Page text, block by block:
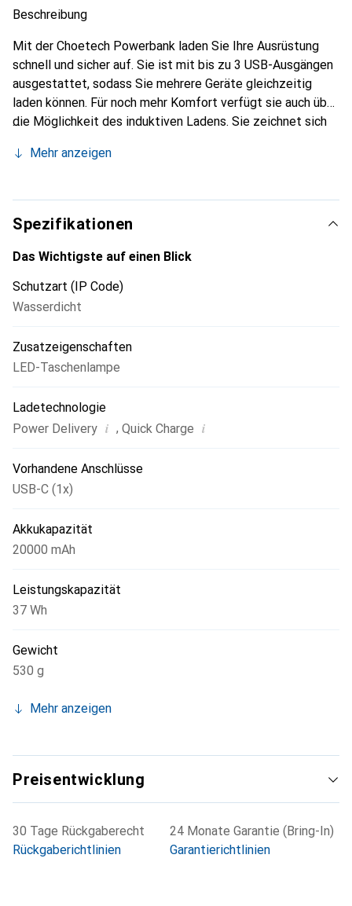
Beschreibung
Mit der Choetech Powerbank laden Sie Ihre Ausrüstung
schnell und sicher auf. Sie ist mit bis zu 3 USB-Ausgängen
ausgestattet, sodass Sie mehrere Geräte gleichzeitig
laden können. Für noch mehr Komfort verfügt sie auch über
die Möglichkeit des induktiven Ladens. Sie zeichnet sich
Darüber hinaus können Sie sie mithilfe der integrierten
Mehr anzeigen
Spezifikationen
Das Wichtigste auf einen Blick
Schutzart (IP Code)
Wasserdicht
Zusatzeigenschaften
LED-Taschenlampe
Ladetechnologie
Power Delivery i , Quick Charge i
Vorhandene Anschlüsse
USB-C (1x)
Akkukapazität
20000 mAh
Leistungskapazität
37 Wh
Gewicht
530 g
Mehr anzeigen
Preisentwicklung
30 Tage Rückgaberecht
Rückgaberichtlinien
24 Monate Garantie (Bring-In)
Garantierichtlinien